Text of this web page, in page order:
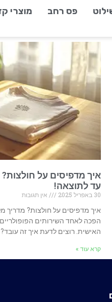
פס רחב מוצרי
איך מדפיסים על
עד לתוצאה!
30 באפריל 2025
אין תגובות
איך מדפיסים על חולצות? מדריך
הפכה לאחד השירותים
האישית. רוצים לדעת איך זה
קרא עוד »